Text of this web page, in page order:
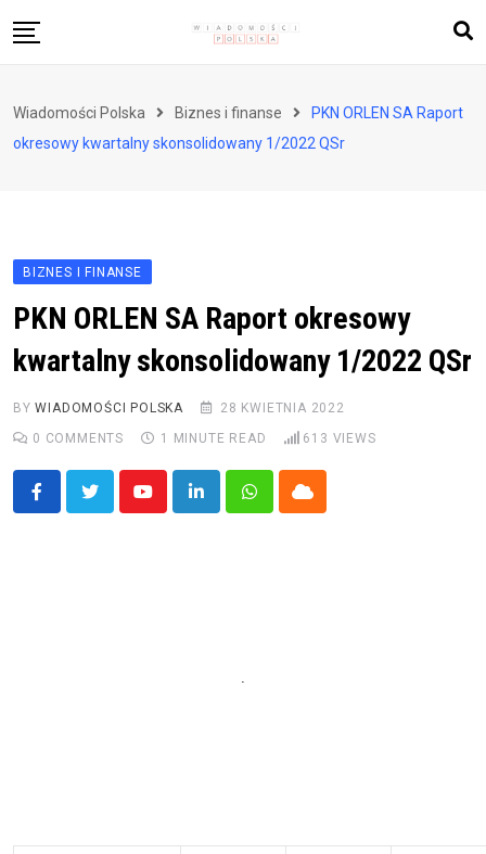
to
Zdrowie i styl życia
Wiadomości Polska Biznes i finanse
PKN ORLEN SA Raport
okresowy kwartalny skonsolidowany 1/2022 QSr
BIZNES I FINANSE
PKN ORLEN SA Raport okresowy
kwartalny skonsolidowany 1/2022 QSr
BYWIADOMOŚCI POLSKA
28 KWIETNIA 2022
0 COMMENTS 1 MINUTE READ 613 VIEWS
YoutubeLinkedInWhatsappCloud